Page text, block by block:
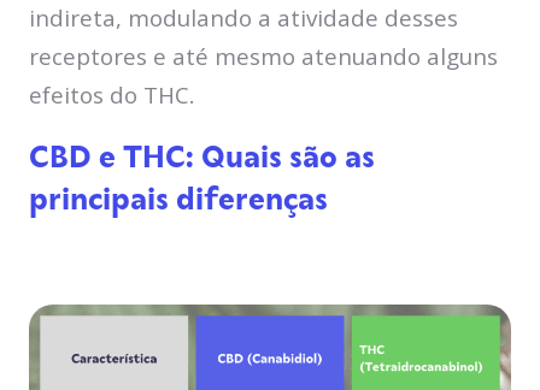
indireta, modulando a atividade desses
receptores e até mesmo atenuando alguns
efeitos do THC.
CBD e THC: Quais são as
principais diferenças